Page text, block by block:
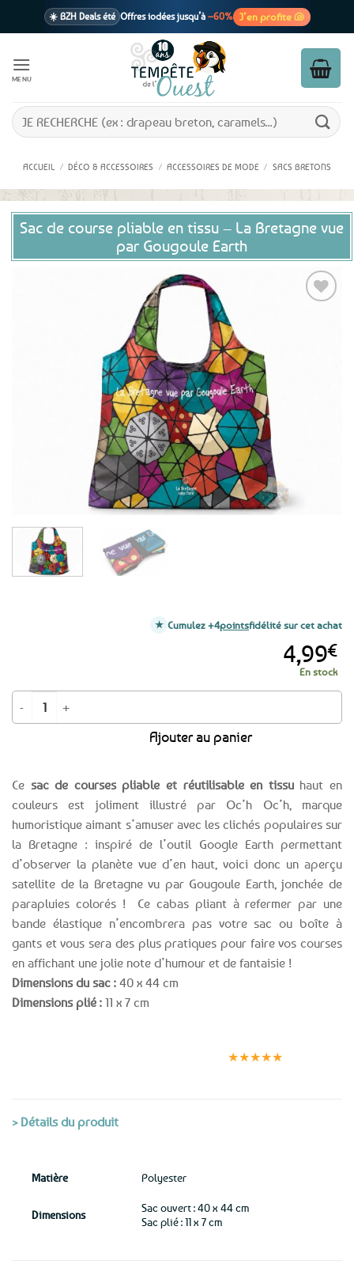
☀️ BZH Deals été Offres iodées jusqu’à –60% J’en profite 🐚
1 cadeau offertdès 39€ d’achats
En point relais dès 3,95€ seulement
MENU
Recherche
pour :
ACCUEIL / DÉCO & ACCESSOIRES / ACCESSOIRES DE MODE / SACS BRETONS
Sac de course pliable en tissu – La Bretagne vue
par Gougoule Earth
Ce sac de courses pliable et réutilisable en tissuhaut en
couleurs est joliment illustré par Oc’h Oc’h, marque
humoristique aimant s’amuser avec les clichés populaires sur
la Bretagne : inspiré de l’outil Google Earth permettant
d’observer la planète vue d’en haut, voici donc un aperçu
satellite de la Bretagne vu par Gougoule Earth, jonchée de
parapluies colorés ! Ce cabas pliant à refermer par une
bande élastique n’encombrera pas votre sac ou boîte à
gants et vous sera des plus pratiques pour faire vos courses
en affichant une jolie note d’humour et de fantaisie !
Dimensions du sac : 40 x 44 cm
Dimensions plié : 11 x 7 cm
4,99€
En stock
quantité de Sac de course pliable en tissu - La Bretagne vue par
Ajouter au panier
Cumulez +4pointsfidélité sur cet achat
★★★★★
> Détails du produit
Matière Polyester
Dimensions
Sac ouvert : 40 x 44 cm
Sac plié : 11 x 7 cm